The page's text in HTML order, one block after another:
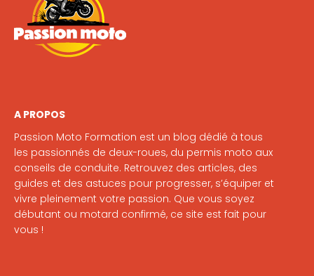
A PROPOS
Passion Moto Formation est un blog dédié à tous
les passionnés de deux-roues, du permis moto aux
conseils de conduite. Retrouvez des articles, des
guides et des astuces pour progresser, s’équiper et
vivre pleinement votre passion. Que vous soyez
débutant ou motard confirmé, ce site est fait pour
vous !